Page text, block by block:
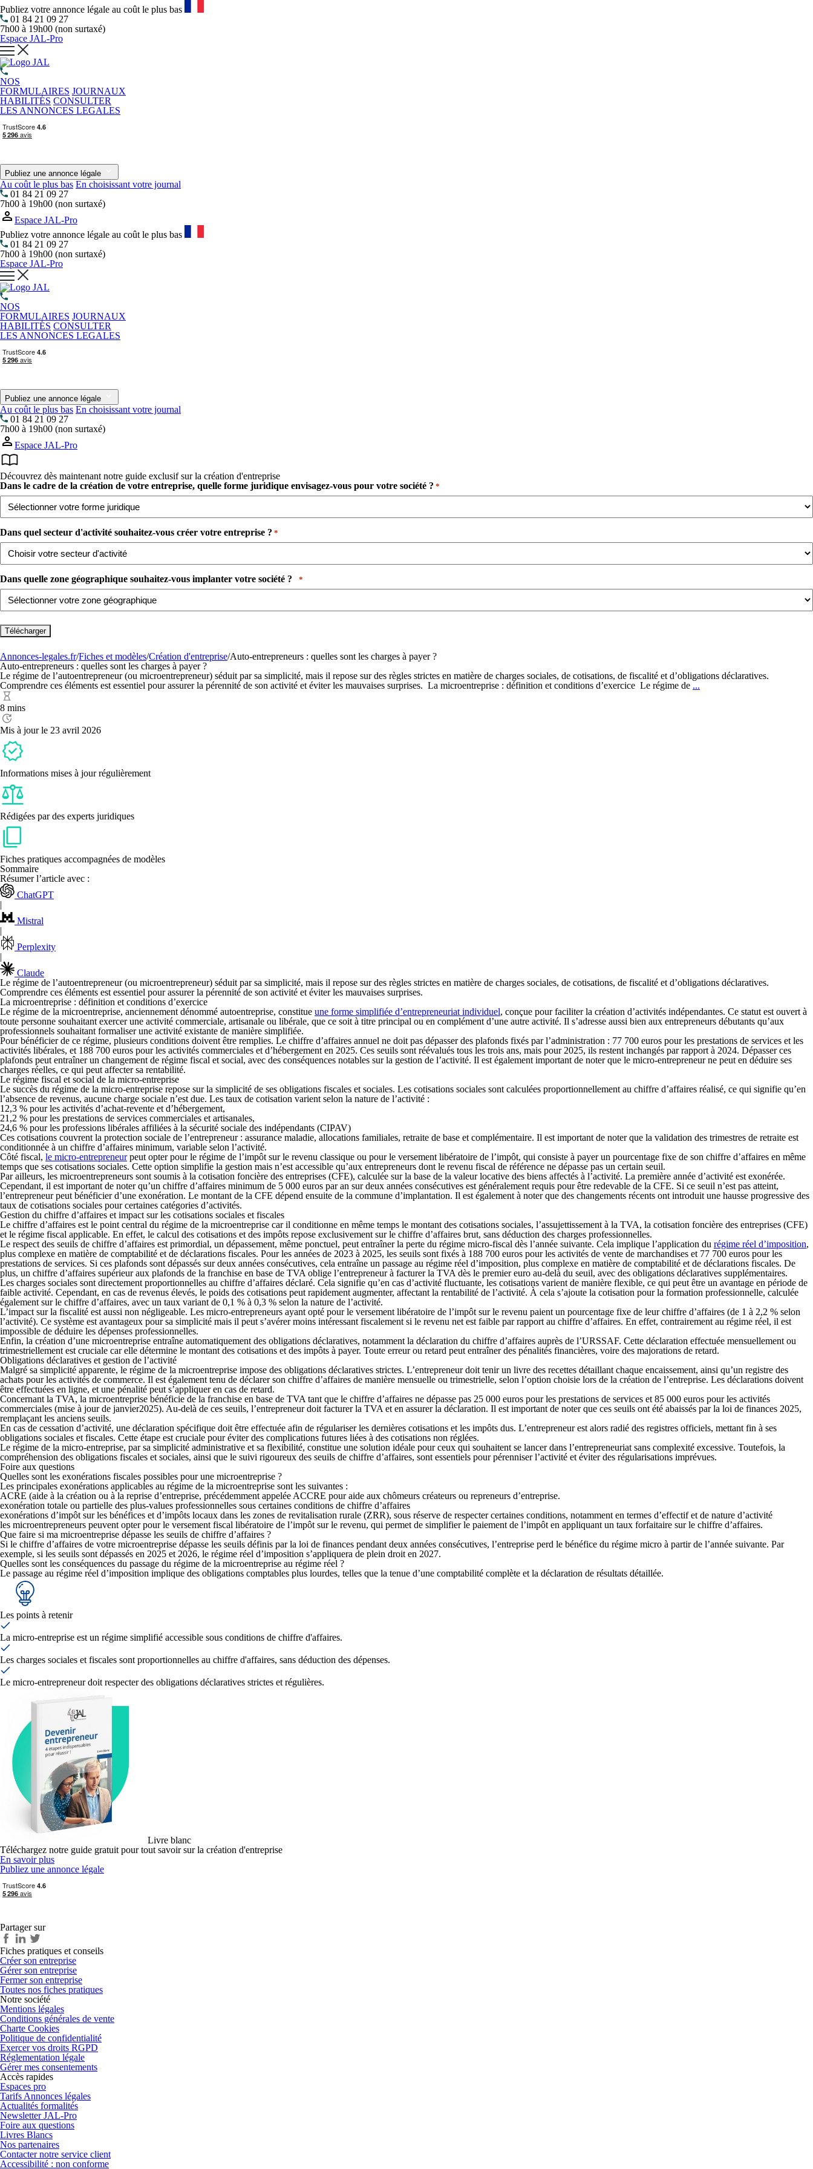
Publiez votre annonce légale au coût le plus bas
01 84 21 09 27
7h00 à 19h00 (non surtaxé)
Espace JAL-Pro
NOS
FORMULAIRES JOURNAUX
HABILITÉS CONSULTER
LES ANNONCES LEGALES
Publiez une annonce légale
Au coût le plus bas En choisissant votre journal
01 84 21 09 27
7h00 à 19h00 (non surtaxé)
Espace JAL-Pro
Publiez votre annonce légale au coût le plus bas
01 84 21 09 27
7h00 à 19h00 (non surtaxé)
Espace JAL-Pro
NOS
FORMULAIRES JOURNAUX
HABILITÉS CONSULTER
LES ANNONCES LEGALES
Publiez une annonce légale
Au coût le plus bas En choisissant votre journal
01 84 21 09 27
7h00 à 19h00 (non surtaxé)
Espace JAL-Pro
Découvrez dès maintenant notre guide exclusif sur la création d'entreprise
Dans le cadre de la création de votre entreprise, quelle forme juridique envisagez-vous pour votre société ? *
Dans quel secteur d'activité souhaitez-vous créer votre entreprise ?​ *
Dans quelle zone géographique souhaitez-vous implanter votre société ? ​ ​ *
Annonces-legales.fr/Fiches et modèles/Création d'entreprise/Auto-entrepreneurs : quelles sont les charges à payer ?
Auto-entrepreneurs : quelles sont les charges à payer ?
Le régime de l’autoentrepreneur (ou microentrepreneur) séduit par sa simplicité, mais il repose sur des règles strictes en matière de charges sociales, de cotisations, de fiscalité et d’obligations déclaratives.
Comprendre ces éléments est essentiel pour assurer la pérennité de son activité et éviter les mauvaises surprises. La microentreprise : définition et conditions d’exercice Le régime de ...
8 mins
Mis à jour le 23 avril 2026
Informations mises à jour régulièrement
Rédigées par des experts juridiques
Fiches pratiques accompagnées de modèles
Sommaire
Résumer l’article avec :
ChatGPT
|
Mistral
|
Perplexity
|
Claude
Le régime de l’autoentrepreneur (ou microentrepreneur) séduit parsa simplicité, mais il repose sur des règles strictes en matière de charges sociales, de cotisations, de fiscalité et d’obligations déclaratives.
Comprendre ces éléments est essentiel pourassurer la pérennité de son activité et éviter les mauvaises surprises.
La microentreprise : définition et conditions d’exercice
Le régime de la microentreprise, anciennement dénommé autoentreprise, constitue une forme simplifiée d’entrepreneuriat individuel, conçue pour faciliter la création d’activités indépendantes. Ce statut est ouvert à
toute personne souhaitant exercerune activité commerciale, artisanale ou libérale, que ce soit à titre principal ou en complément d’une autre activité. Il s’adresse aussi bien aux entrepreneurs débutants qu’aux
professionnels souhaitant formaliser une activité existante de manière simplifiée.
Pour bénéficier de ce régime, plusieurs conditions doivent être remplies. Le chiffre d’affaires annuel ne doit pas dépasser des plafonds fixés par l’administration : 77 700 euros pour les prestations de services et les
activités libérales, et 188 700 euros pour les activités commerciales et d’hébergement en 2025. Ces seuils sont réévalués tous les trois ans, mais pour 2025, ils restent inchangés par rapport à 2024. Dépasser ces
plafonds peut entraîner un changement de régime fiscal et social, avec des conséquences notables sur la gestion de l’activité. Il est également important de noter que le micro-entrepreneurne peut en déduire ses
charges réelles, ce qui peut affectersa rentabilité.
Le régime fiscal et social de la micro-entreprise
Le succès du régime de la micro-entreprise repose surla simplicité de ses obligations fiscales et sociales. Les cotisations sociales sont calculées proportionnellement au chiffre d’affaires réalisé, ce qui signifie qu’en
l’absence de revenus, aucune charge sociale n’est due. Les taux de cotisation varient selon la nature de l’activité :
12,3 % pour les activités d’achat-revente et d’hébergement,
21,2 % pour les prestations de services commerciales et artisanales,
24,6 % pour les professions libérales affiliées à la sécurité sociale des indépendants (CIPAV)
Ces cotisations couvrent la protection sociale de l’entrepreneur : assurance maladie, allocations familiales, retraite de base et complémentaire. Il est important de noter que la validation des trimestres de retraite est
conditionnée à un chiffre d’affaires minimum, variable selon l’activité.
Côté fiscal, le micro-entrepreneurpeut opter pour le régime de l’impôt sur le revenu classique ou pour le versement libératoire de l’impôt, qui consiste à payer un pourcentage fixe de son chiffre d’affaires en même
temps que ses cotisations sociales. Cette option simplifie la gestion mais n’est accessible qu’aux entrepreneurs dont le revenu fiscal de référence ne dépasse pas un certain seuil.
Par ailleurs, les microentrepreneurs sont soumis à la cotisation foncière des entreprises (CFE), calculée sur la base de la valeur locative des biens affectés à l’activité. La première année d’activité est exonérée.
Cependant, il est important de noter qu’un chiffre d’affaires minimum de 5 000 euros par an sur deux années consécutives est généralement requis pour être redevable de la CFE. Si ce seuil n’est pas atteint,
l’entrepreneur peut bénéficier d’une exonération. Le montant de la CFE dépend ensuite de la commune d’implantation. Il est également à noter que des changements récents ont introduit une hausse progressive des
taux de cotisations sociales pour certaines catégories d’activités.
Gestion du chiffre d’affaires et impact sur les cotisations sociales et fiscales
Le chiffre d’affaires est le point central du régime de la microentreprise car il conditionne en même temps le montant des cotisations sociales, l’assujettissement à la TVA, la cotisation foncière des entreprises (CFE)
et le régime fiscal applicable. En effet, le calcul des cotisations et des impôts repose exclusivement sur le chiffre d’affaires brut, sans déduction des charges professionnelles.
Le respect des seuils de chiffre d’affaires est primordial, un dépassement, même ponctuel, peut entraîner la perte du régime micro-fiscal dès l’année suivante. Cela implique l’application du régime réel d’imposition,
plus complexe en matière de comptabilité et de déclarations fiscales. Pour les années de 2023 à 2025, les seuils sont fixés à 188 700 euros pour les activités de vente de marchandises et 77 700 euros pour les
prestations de services. Si ces plafonds sont dépassés surdeux années consécutives, cela entraîne un passage au régime réel d’imposition, plus complexe en matière de comptabilité et de déclarations fiscales. De
plus, un chiffre d’affaires supérieur aux plafonds de la franchise en base de TVA oblige l’entrepreneur à facturer la TVA dès le premier euro au-delà du seuil, avec des obligations déclaratives supplémentaires.
Les charges sociales sont directement proportionnelles au chiffre d’affaires déclaré. Cela signifie qu’en cas d’activité fluctuante, les cotisations varient de manière flexible, ce qui peut être un avantage en période de
faible activité. Cependant, en cas de revenus élevés, le poids des cotisations peut rapidement augmenter, affectant la rentabilité de l’activité. À cela s’ajoute la cotisation pour la formation professionnelle, calculée
également sur le chiffre d’affaires, avec un taux variant de 0,1 % à 0,3 % selon la nature de l’activité.
L’impact sur la fiscalité est aussi non négligeable. Les micro-entrepreneurs ayant opté pour le versement libératoire de l’impôt sur le revenu paient un pourcentage fixe de leur chiffre d’affaires (de 1 à 2,2 % selon
l’activité). Ce système est avantageux pour sa simplicité mais il peut s’avérer moins intéressant fiscalement si le revenu net est faible par rapport au chiffre d’affaires. En effet, contrairement au régime réel, il est
impossible de déduire les dépenses professionnelles.
Enfin, la création d’une microentreprise entraîne automatiquement des obligations déclaratives, notamment la déclaration du chiffre d’affaires auprès de l’URSSAF. Cette déclaration effectuée mensuellement ou
trimestriellement est cruciale car elle détermine le montant des cotisations et des impôts à payer. Toute erreur ou retard peut entraîner des pénalités financières, voire des majorations de retard.
Obligations déclaratives et gestion de l’activité
Malgré sa simplicité apparente, le régime de la microentreprise impose des obligations déclaratives strictes. L’entrepreneur doit tenir un livre des recettes détaillant chaque encaissement, ainsi qu’un registre des
achats pour les activités de commerce. Il est également tenu de déclarer son chiffre d’affaires de manière mensuelle ou trimestrielle, selon l’option choisie lors de la création de l’entreprise. Les déclarations doivent
être effectuées en ligne, et une pénalité peut s’appliquer en cas de retard.
Concernant la TVA, la microentreprise bénéficie de la franchise en base de TVA tant que le chiffre d’affaires ne dépasse pas 25 000 euros pour les prestations de services et 85 000 euros pour les activités
commerciales (mise à jour de janvier2025). Au-delà de ces seuils, l’entrepreneur doit facturer la TVA et en assurer la déclaration. Il est important de noter que ces seuils ont été abaissés par la loi de finances 2025,
remplaçant les anciens seuils.
En cas de cessation d’activité, une déclaration spécifique doit être effectuée afin de régulariserles dernières cotisations et les impôts dus. L’entrepreneur est alors radié des registres officiels, mettant fin à ses
obligations sociales et fiscales. Cette étape est cruciale pour éviter des complications futures liées à des cotisations non réglées.
Le régime de la micro-entreprise, parsa simplicité administrative et sa flexibilité, constitue une solution idéale pour ceux qui souhaitent se lancer dans l’entrepreneuriat sans complexité excessive. Toutefois, la
compréhension des obligations fiscales et sociales, ainsi que le suivi rigoureux des seuils de chiffre d’affaires, sont essentiels pour pérenniser l’activité et éviter des régularisations imprévues.
Foire aux questions
Quelles sont les exonérations fiscales possibles pour une microentreprise ?
Les principales exonérations applicables au régime de la microentreprise sont les suivantes :
ACRE (aide à la création ou à la reprise d’entreprise, précédemment appelée ACCRE pour aide aux chômeurs créateurs ou repreneurs d’entreprise.
exonération totale ou partielle des plus-values professionnelles sous certaines conditions de chiffre d’affaires
exonérations d’impôt sur les bénéfices et d’impôts locaux dans les zones de revitalisation rurale (ZRR), sous réserve de respecter certaines conditions, notamment en termes d’effectif et de nature d’activité
les microentrepreneurs peuvent opter pour le versement fiscal libératoire de l’impôt sur le revenu, qui permet de simplifier le paiement de l’impôt en appliquant un taux forfaitaire sur le chiffre d’affaires.
Que faire si ma microentreprise dépasse les seuils de chiffre d’affaires ?
Si le chiffre d’affaires de votre microentreprise dépasse les seuils définis par la loi de finances pendant deux années consécutives, l’entreprise perd le bénéfice du régime micro à partir de l’année suivante. Par
exemple, si les seuils sont dépassés en 2025 et 2026, le régime réel d’imposition s’appliquera de plein droit en 2027.
Quelles sont les conséquences du passage du régime de la microentreprise au régime réel ?
Le passage au régime réel d’imposition implique des obligations comptables plus lourdes, telles que la tenue d’une comptabilité complète et la déclaration de résultats détaillée.
Les points à retenir
La micro-entreprise est un régime simplifié accessible sous conditions de chiffre d'affaires.
Les charges sociales et fiscales sont proportionnelles au chiffre d'affaires, sans déduction des dépenses.
Le micro-entrepreneur doit respecter des obligations déclaratives strictes et régulières.
Livre blanc
Téléchargez notre guide gratuit pour tout savoir sur la création d'entreprise
En savoir plus
Publiez une annonce légale
Partager sur
Fiches pratiques et conseils
Créer son entreprise
Gérer son entreprise
Fermer son entreprise
Toutes nos fiches pratiques
Notre société
Mentions légales
Conditions générales de vente
Charte Cookies
Politique de confidentialité
Exercer vos droits RGPD
Réglementation légale
Gérer mes consentements
Accès rapides
Espaces pro
Tarifs Annonces légales
Actualités formalités
Newsletter JAL-Pro
Foire aux questions
Livres Blancs
Nos partenaires
Contacter notre service client
Accessibilité : non conforme